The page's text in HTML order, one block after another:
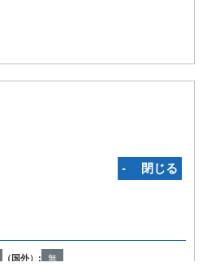
‐ 閉じる
（国外）: 無